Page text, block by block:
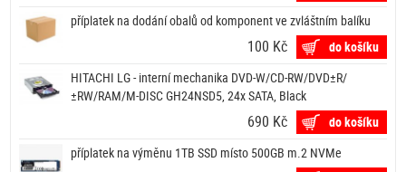
příplatek na dodání obalů od komponent ve zvláštním balíku
100 Kč
do košíku
HITACHI LG - interní mechanika DVD-W/CD-RW/DVD±R/
±RW/RAM/M-DISC GH24NSD5, 24x SATA, Black
690 Kč
do košíku
příplatek na výměnu 1TB SSD místo 500GB m.2 NVMe